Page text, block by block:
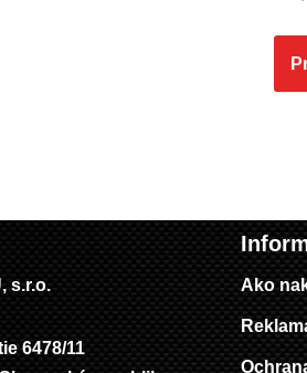
s.r.o.
6478/11
Ako